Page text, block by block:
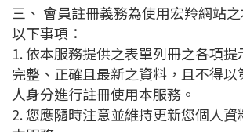
三、 會員註冊義務為使用宏羚網站
以下事項：
1. 依本服務提供之表單列冊之各項提
完整、正確且最新之資料，且不得
人身分進行註冊使用本服務。
2. 您應隨時注意並維持更新您個人